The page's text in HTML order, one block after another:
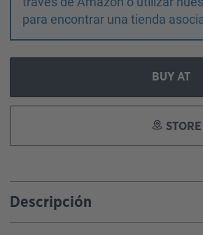
para encontrar una tienda
BUY AT
Descripción